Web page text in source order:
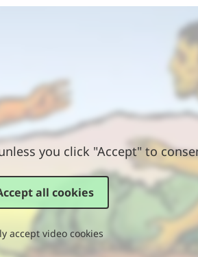
you click "Accept" to
all cookies
accept video cookies